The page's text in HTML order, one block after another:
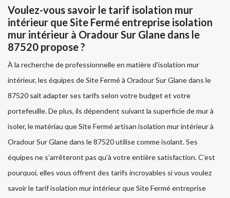
Voulez-vous savoir le tarif isolation mur
intérieur que Site Fermé entreprise isolation
mur intérieur à Oradour Sur Glane dans le
87520 propose ?
À la recherche de professionnelle en matière d’isolation mur
intérieur, les équipes de Site Fermé à Oradour Sur Glane dans le
87520 sait adapter ses tarifs selon votre budget et votre
portefeuille. De plus, ils dépendent suivant la superficie de mur à
isoler, le matériau que Site Fermé artisan isolation mur intérieur à
Oradour Sur Glane dans le 87520 utilise comme isolant. Ses
équipes ne s’arrêteront pas qu’à votre entière satisfaction. C’est
pourquoi, elles vous offrent des tarifs incroyables si vous voulez
savoir le tarif isolation mur intérieur que Site Fermé entreprise